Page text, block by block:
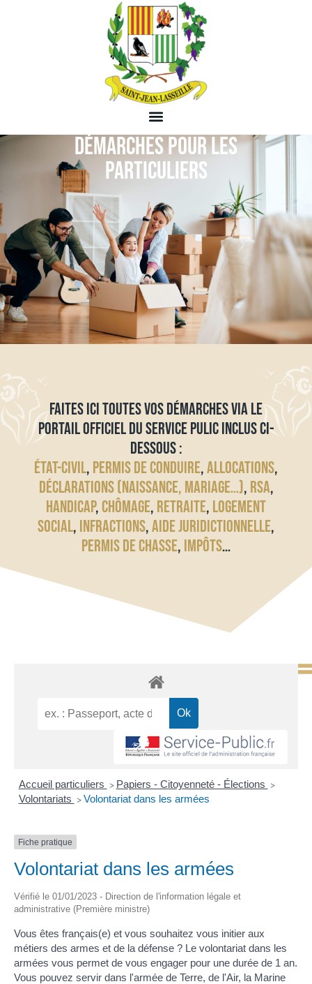
DÉMARCHES POUR LES
PARTICULIERS
FAITES ICI TOUTES VOS DÉMARCHES VIA LE
PORTAIL OFFICIEL DU SERVICE PULIC INCLUS CI-
DESSOUS :
ÉTAT-CIVIL, PERMIS DE CONDUIRE,ALLOCATIONS,
DÉCLARATIONS (NAISSANCE, MARIAGE…), RSA,
HANDICAP, CHÔMAGE, RETRAITE, LOGEMENT
SOCIAL, INFRACTIONS,AIDE JURIDICTIONNELLE,
PERMIS DE CHASSE, IMPÔTS…
Accueil particuliers > Papiers - Citoyenneté - Élections >
Volontariats > Volontariat dans les armées
Fiche pratique
Volontariat dans les armées
Vérifié le 01/01/2023 - Direction de l'information légale et
administrative (Première ministre)
Vous êtes français(e) et vous souhaitez vous initier aux
métiers des armes et de la défense ? Le volontariat dans les
armées vous permet de vous engager pour une durée de 1 an.
Vous pouvez servir dans l'armée de Terre, de l'Air, la Marine